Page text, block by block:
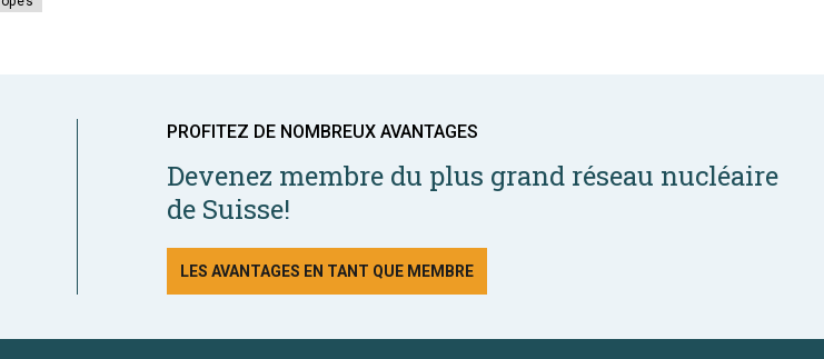
PROFITEZ DE NOMBREUX AVANTAGES
Devenez membre du plus grand réseau nucléaire
de Suisse!
LES AVANTAGES EN TANT QUE MEMBRE